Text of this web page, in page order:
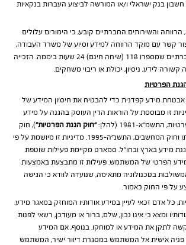
בנק ישראלי ו/או המורשה לביצוע העברות בנקאיות
והשירותים החברתיים קובע, כי הימורים עלולים
קשר עם מוקד הרווחה למידע וסיוע של משרד העבודה,
הרווחה והשירותים החברתיים שמספרו 118 (שיחה חינם) 24 שעות ביממה. הזכייה
קשורה לידע, ניסיון, יכולת או ריבוי משחקים.
הפרטיות
מידע קפדנית כדי להבטיח את חיסיון המידע של
זו מבוססת על הוראות הדין העוסק בהגנה על מידע
התשמ”א-1981 (להלן:
“חוק הגנת הפרטיות”), חוק
יסוד: כבוד האדם וחירותו וחוק המחשבים, התשנ”ה-1995. מדיניות זו מיושמת על פי
מידע בארץ ובחו”ל. סמארט מקיימת פעילות שוטפת
הפרטי של המשתמש. פעילות זו מתבצעת באמצעות
בטכנולוגיה מתאימה, שנועדה לוודא כי הגישה
על פי החוק כאמור.
כל אדם זכאי לעיין במידע אודותיו המוחזק במאגר מידע.
ומצא כי אינו נכון, שלם, ברור או מעודכן, רשאי לפנות
לתקן את המידע או למוחקו. בנוסף, אם המידע
אישית אל המשתמש במסגרת דיוור ישיר, המשתמש